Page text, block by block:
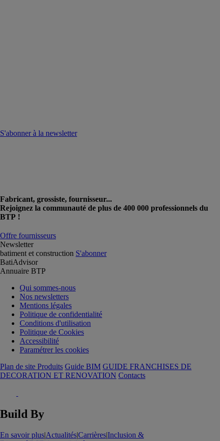
S'abonner à la newsletter
Fabricant, grossiste, fournisseur...
Rejoignez la communauté de plus de 400 000 professionnels du
BTP !
Offre fournisseurs
Newsletter
batiment et construction S'abonner
BatiAdvisor
Annuaire BTP
Qui sommes-nous
Nos newsletters
Mentions légales
Politique de confidentialité
Conditions d'utilisation
Politique de Cookies
Accessibilité
Paramétrer les cookies
Plan de site Produits Guide BIM GUIDE FRANCHISES DE
DECORATION ET RENOVATION Contacts
Build By
En savoir plus|Actualités|Carrières|Inclusion &